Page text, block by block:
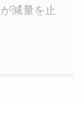
減量を止